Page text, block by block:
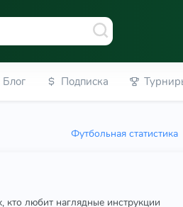
Блог Подписка
Футбольная статистика
кто любит наглядные инструкции